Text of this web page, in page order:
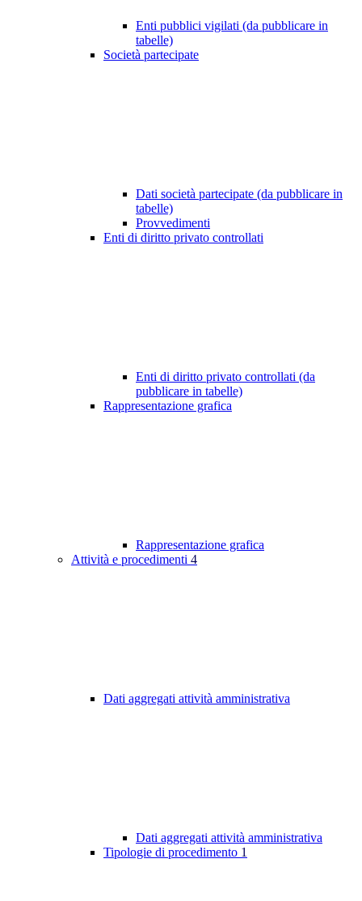
Enti pubblici vigilati (da pubblicare in
tabelle)
Società partecipate
Dati società partecipate (da pubblicare in
tabelle)
Provvedimenti
Enti di diritto privato controllati
Enti di diritto privato controllati (da
pubblicare in tabelle)
Rappresentazione grafica
Rappresentazione grafica
Attività e procedimenti 4
Dati aggregati attività amministrativa
Dati aggregati attività amministrativa
Tipologie di procedimento 1